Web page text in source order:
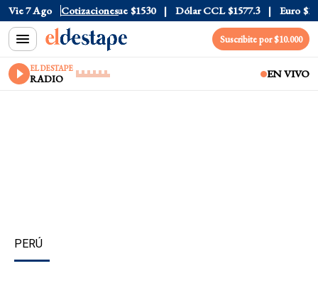
Vie 7 Ago Cotizaciones
$1976 Dólar Blue $1530 Dólar CCL $1577.3 Euro
Suscribite por $10.000
EL DESTAPE
RADIO EN VIVO
PERÚ